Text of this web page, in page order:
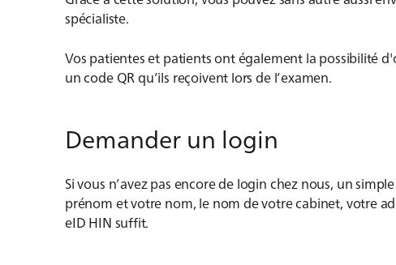
spécialiste.
Vos patientes et patients ont également la possibilité
un code QR qu’ils reçoivent lors de l’examen.
Demander un login
Si vous n’avez pas encore de login chez nous, un
prénom et votre nom, le nom de votre cabinet, votre
eID HIN suffit.